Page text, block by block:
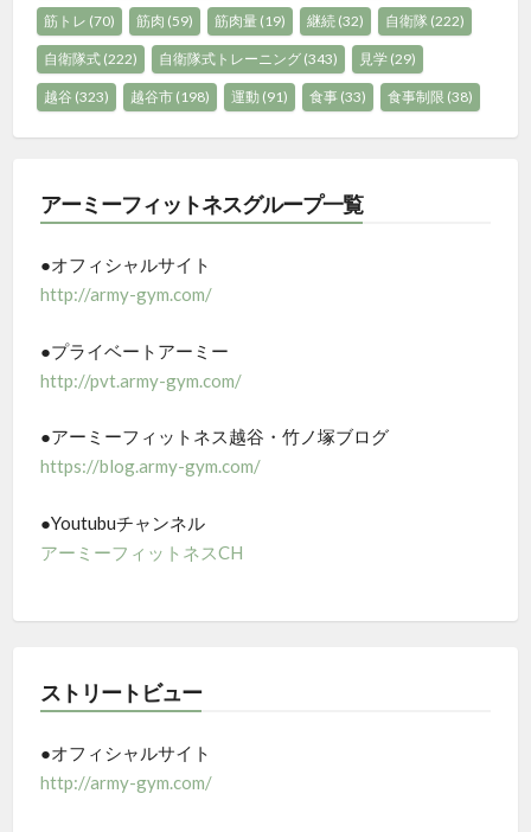
筋トレ (70) 筋肉 (59) 筋肉量 (19) 継続 (32) 自衛隊 (222)
自衛隊式 (222) 自衛隊式トレーニング (343) 見学 (29)
越谷 (323) 越谷市 (198) 運動 (91) 食事 (33) 食事制限 (38)
アーミーフィットネスグループ一覧
●オフィシャルサイト
http://army-gym.com/
●プライベートアーミー
http://pvt.army-gym.com/
●アーミーフィットネス越谷・竹ノ塚ブログ
https://blog.army-gym.com/
●Youtubuチャンネル
アーミーフィットネスCH
ストリートビュー
●オフィシャルサイト
http://army-gym.com/